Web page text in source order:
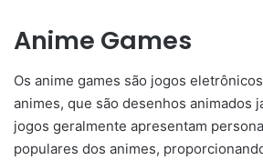
Anime Games
Os anime games são jogos
animes, que são desenhos animados
jogos geralmente apresentam
populares dos animes,